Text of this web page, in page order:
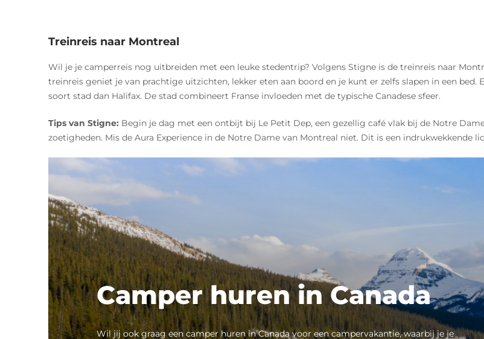
Treinreis naar Montreal
Wil je je camperreis nog uitbreiden met een leuke stedentrip? Volgens Stigne is de treinreis naar
treinreis geniet je van prachtige uitzichten, lekker eten aan boord en je kunt er zelfs slapen in een
soort stad dan Halifax. De stad combineert Franse invloeden met de typische Canadese sfeer.
Tips van Stigne: Begin je dag met een ontbijt bij Le Petit Dep, een gezellig café vlak bij de Notre
zoetigheden. Mis de Aura Experience in de Notre Dame van Montreal niet. Dit is een indrukwekkende
Camper huren in Canada
Wil jij ook graag een camper huren in Canada voor een campervakantie, waarbij je je